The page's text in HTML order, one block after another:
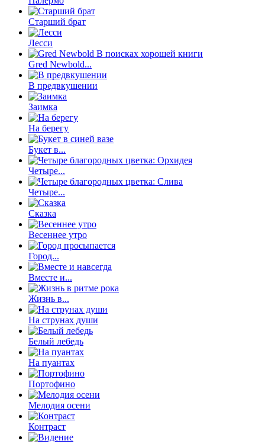
Старший брат
Лесси
Gred Newbold...
В предвкушении
Заимка
На берегу
Букет в...
Четыре...
Четыре...
Сказка
Весеннее утро
Город...
Вместе и...
Жизнь в...
На струнах души
Белый лебедь
На пуантах
Портофино
Мелодия осени
Контраст